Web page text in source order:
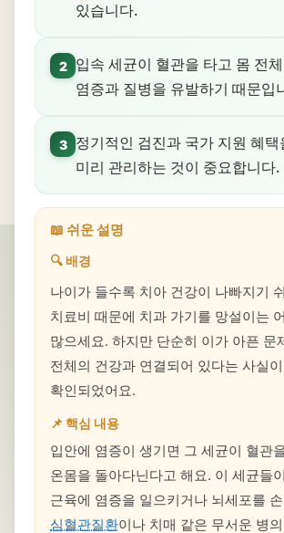
있습니다.
2
입속 세균이 혈관을 타고 몸 전
염증과 질병을 유발하기 때문입
3
정기적인 검진과 국가 지원 혜택
미리 관리하는 것이 중요합니다.
📖 쉬운 설명
🔍 배경
나이가 들수록 치아 건강이 나빠지기
치료비 때문에 치과 가기를 망설이는
많으세요. 하지만 단순히 이가 아픈 문
전체의 건강과 연결되어 있다는 사실
확인되었어요.
📌 핵심 내용
입안에 염증이 생기면 그 세균이 혈관
온몸을 돌아다닌다고 해요. 이 세균들
근육에 염증을 일으키거나 뇌세포를
심혈관질환이나 치매 같은 무서운 병